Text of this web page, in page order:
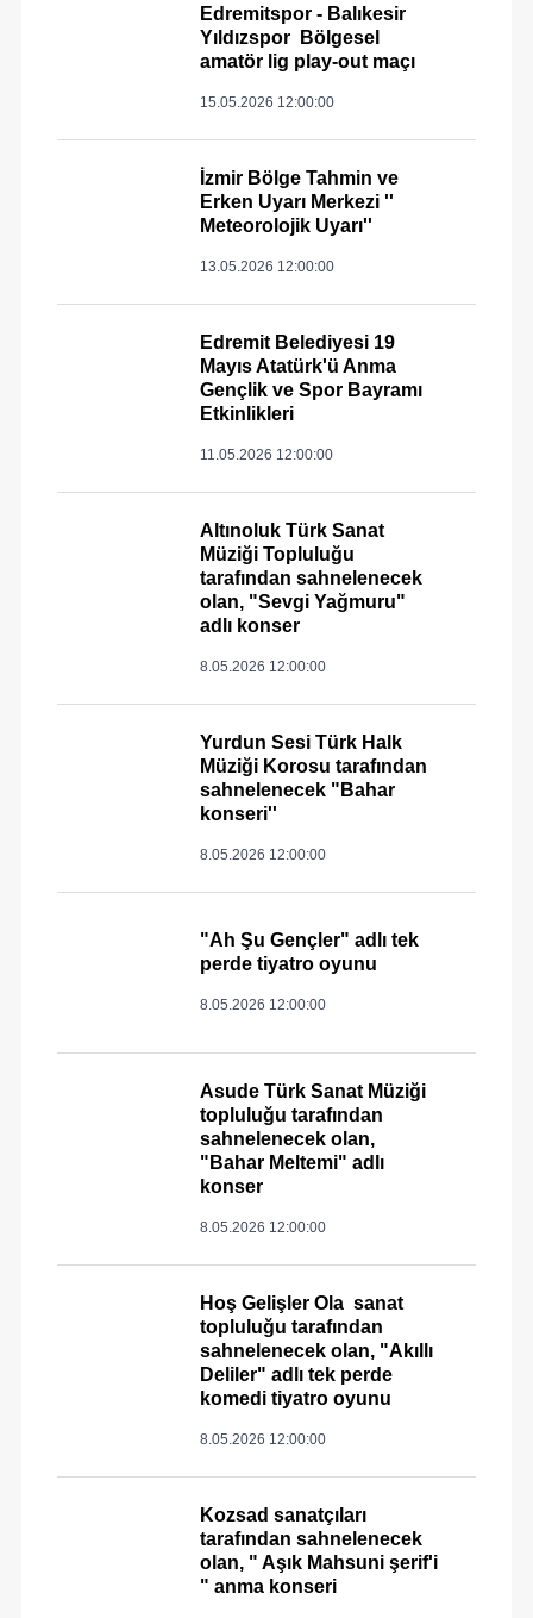
Edremitspor - Balıkesir
Yıldızspor Bölgesel
amatör lig play-out maçı
15.05.2026 12:00:00
İzmir Bölge Tahmin ve
Erken Uyarı Merkezi ''
Meteorolojik Uyarı''
13.05.2026 12:00:00
Edremit Belediyesi 19
Mayıs Atatürk'ü Anma
Gençlik ve Spor Bayramı
Etkinlikleri
11.05.2026 12:00:00
Altınoluk Türk Sanat
Müziği Topluluğu
tarafından sahnelenecek
olan, "Sevgi Yağmuru"
adlı konser
8.05.2026 12:00:00
Yurdun Sesi Türk Halk
Müziği Korosu tarafından
sahnelenecek "Bahar
konseri''
8.05.2026 12:00:00
"Ah Şu Gençler" adlı tek
perde tiyatro oyunu
8.05.2026 12:00:00
Asude Türk Sanat Müziği
topluluğu tarafından
sahnelenecek olan,
"Bahar Meltemi" adlı
konser
8.05.2026 12:00:00
Hoş Gelişler Ola sanat
topluluğu tarafından
sahnelenecek olan, "Akıllı
Deliler" adlı tek perde
komedi tiyatro oyunu
8.05.2026 12:00:00
Kozsad sanatçıları
tarafından sahnelenecek
olan, " Aşık Mahsuni şerif'i
" anma konseri